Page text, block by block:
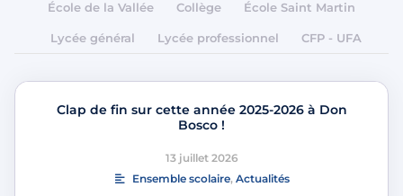
École de la Vallée Collège École Saint Martin
Lycée général Lycée professionnel CFP - UFA
Clap de fin sur cette année 2025-2026 à Don
Bosco !
13 juillet 2026
Ensemble scolaire, Actualités